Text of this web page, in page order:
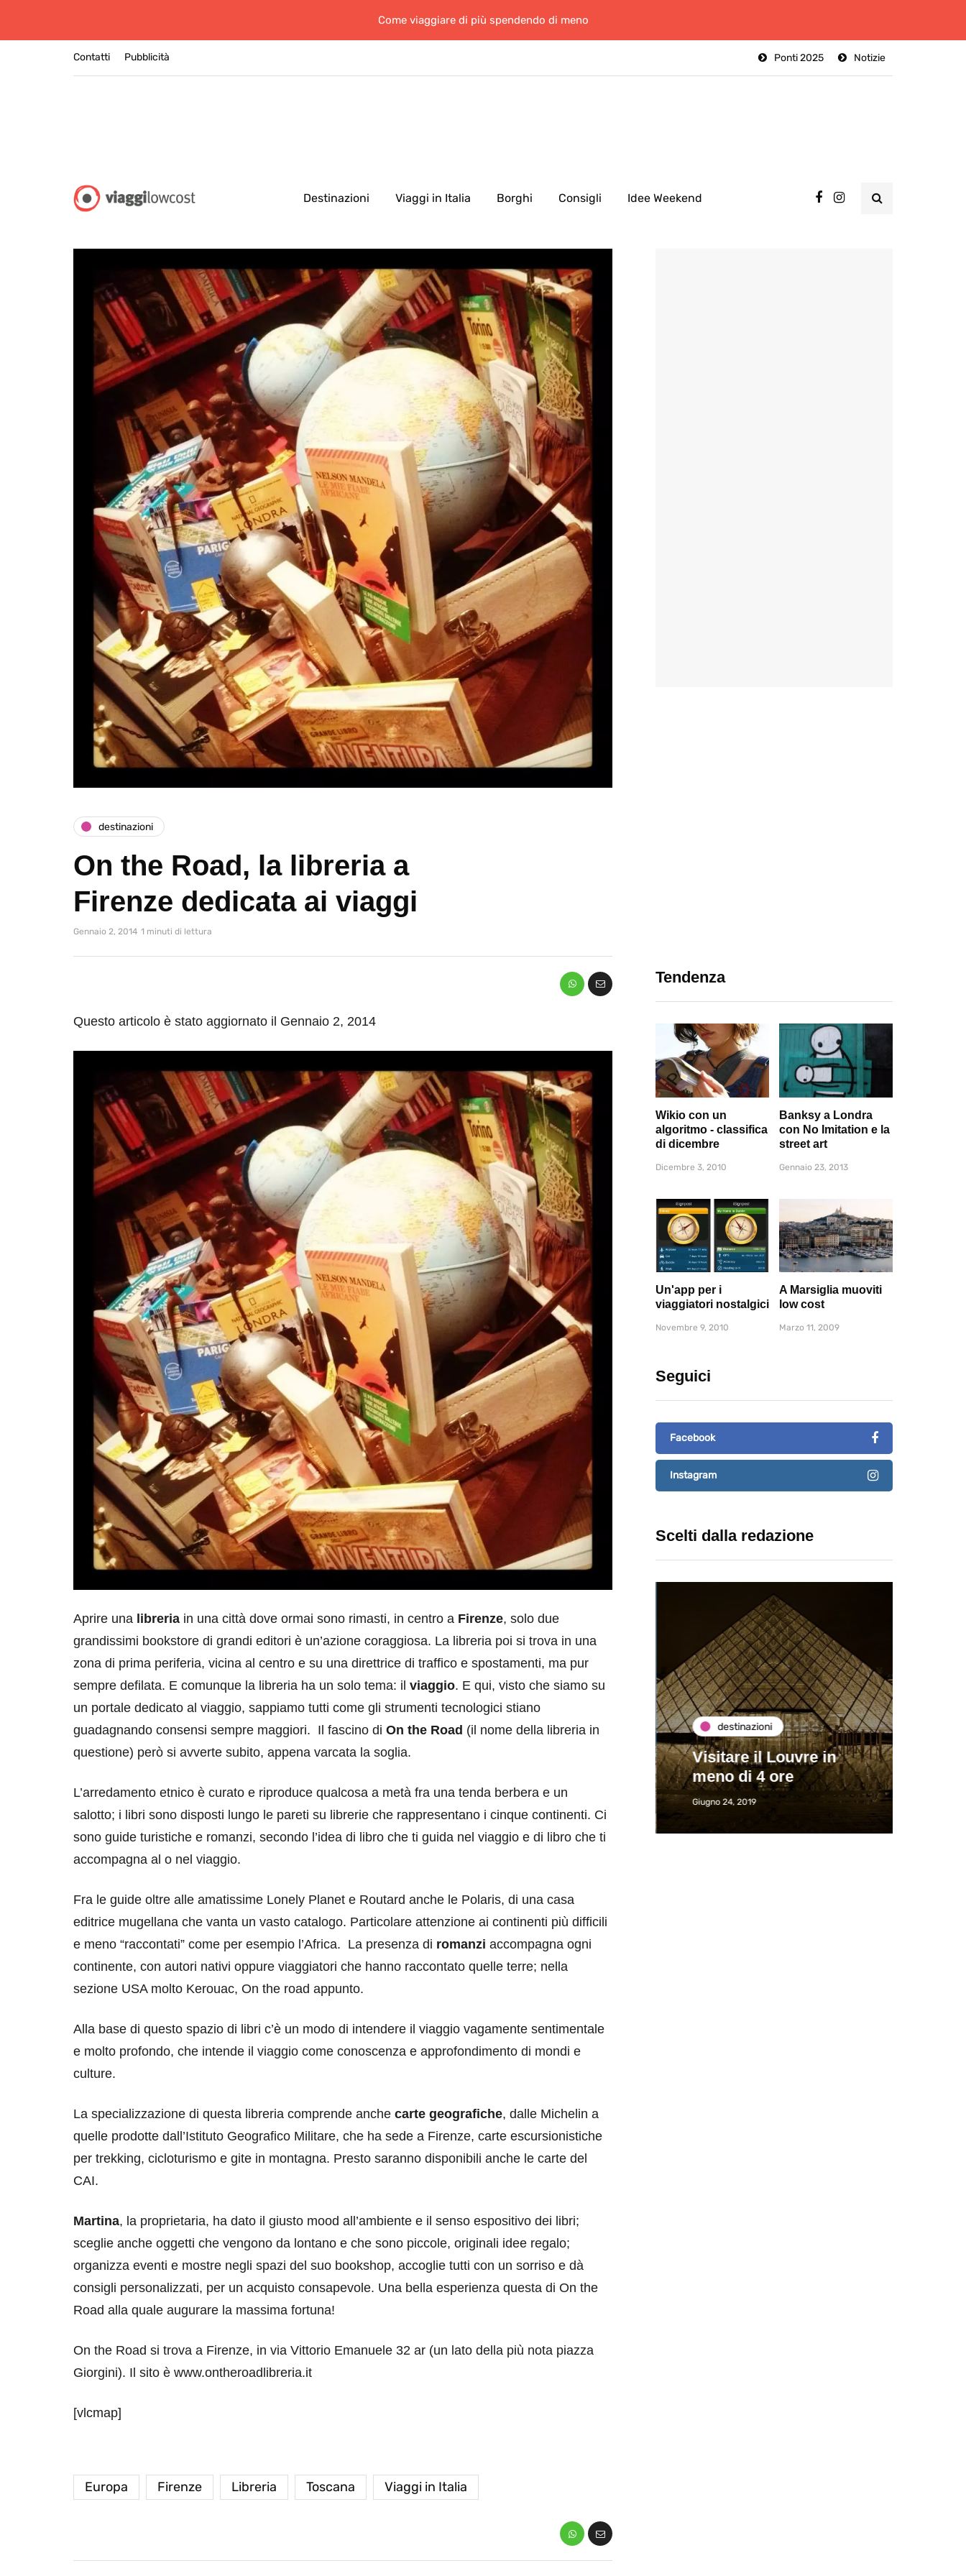
Come viaggiare di più spendendo di meno
Contatti Notizie
Ponti 2025
Pubblicità
Destinazioni Viaggi in Italia Borghi Consigli Idee Weekend
destinazioni
On the Road, la libreria a
Firenze dedicata ai viaggi
Gennaio 2, 2014 1 minuti di lettura
Questo articolo è stato aggiornato il Gennaio 2, 2014
Aprire una libreria in una città dove ormai sono rimasti, in centro a Firenze, solo due
grandissimi bookstore di grandi editori è un’azione coraggiosa. La libreria poi si trova in una
zona di prima periferia, vicina al centro e su una direttrice di traffico e spostamenti, ma pur
sempre defilata. E comunque la libreria ha un solo tema: il viaggio. E qui, visto che siamo su
un portale dedicato al viaggio, sappiamo tutti come gli strumenti tecnologici stiano
guadagnando consensi sempre maggiori. Il fascino di On the Road (il nome della libreria in
questione) però si avverte subito, appena varcata la soglia.
L’arredamento etnico è curato e riproduce qualcosa a metà fra una tenda berbera e un
salotto; i libri sono disposti lungo le pareti su librerie che rappresentano i cinque continenti. Ci
sono guide turistiche e romanzi, secondo l’idea di libro che ti guida nel viaggio e di libro che ti
accompagna al o nel viaggio.
Fra le guide oltre alle amatissime Lonely Planet e Routard anche le Polaris, di una casa
editrice mugellana che vanta un vasto catalogo. Particolare attenzione ai continenti più difficili
e meno “raccontati” come per esempio l’Africa. La presenza di romanzi accompagna ogni
continente, con autori nativi oppure viaggiatori che hanno raccontato quelle terre; nella
sezione USA molto Kerouac, On the road appunto.
Alla base di questo spazio di libri c’è un modo di intendere il viaggio vagamente sentimentale
e molto profondo, che intende il viaggio come conoscenza e approfondimento di mondi e
culture.
La specializzazione di questa libreria comprende anche carte geografiche, dalle Michelin a
quelle prodotte dall’Istituto Geografico Militare, che ha sede a Firenze, carte escursionistiche
per trekking, cicloturismo e gite in montagna. Presto saranno disponibili anche le carte del
CAI.
Martina, la proprietaria, ha dato il giusto mood all’ambiente e il senso espositivo dei libri;
sceglie anche oggetti che vengono da lontano e che sono piccole, originali idee regalo;
organizza eventi e mostre negli spazi del suo bookshop, accoglie tutti con un sorriso e dà
consigli personalizzati, per un acquisto consapevole. Una bella esperienza questa di On the
Road alla quale augurare la massima fortuna!
On the Road si trova a Firenze, in via Vittorio Emanuele 32 ar (un lato della più nota piazza
Giorgini). Il sito è www.ontheroadlibreria.it
[vlcmap]
Europa Firenze Libreria Toscana Viaggi in Italia
Tendenza
Wikio con un
algoritmo - classifica
di dicembre
Dicembre 3, 2010
Banksy a Londra
con No Imitation e la
street art
Gennaio 23, 2013
Un'app per i
viaggiatori nostalgici
Novembre 9, 2010
A Marsiglia muoviti
low cost
Marzo 11, 2009
Seguici
Facebook
Instagram
Scelti dalla redazione
il Louvre in
destinazioni
Paros e la Grecia di
Giugno 26, 2013
eventi destinazioni
Visitare il Louvre in
meno di 4 ore
Giugno 24, 2019